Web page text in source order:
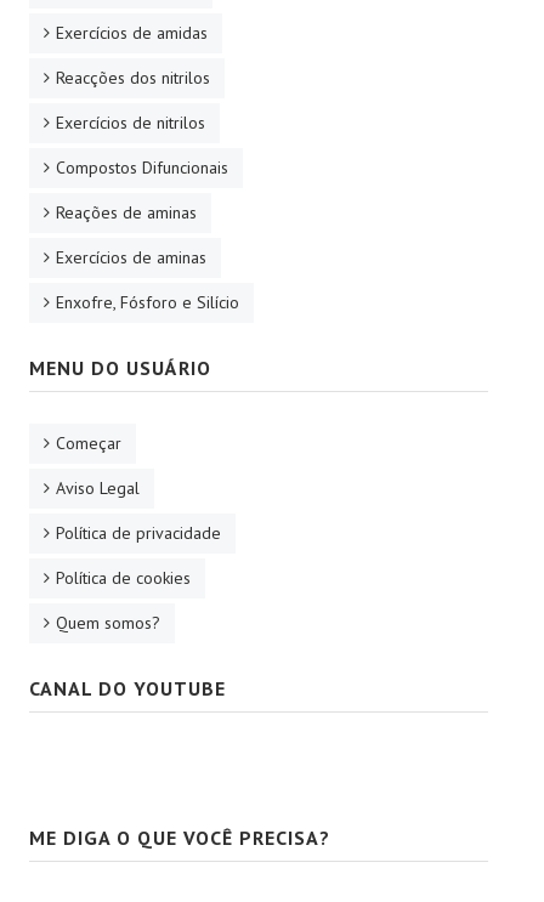
Exercícios de amidas
Reacções dos nitrilos
Exercícios de nitrilos
Compostos Difuncionais
Reações de aminas
Exercícios de aminas
Enxofre, Fósforo e Silício
MENU DO USUÁRIO
Começar
Aviso Legal
Política de privacidade
Política de cookies
Quem somos?
CANAL DO YOUTUBE
ME DIGA O QUE VOCÊ PRECISA?